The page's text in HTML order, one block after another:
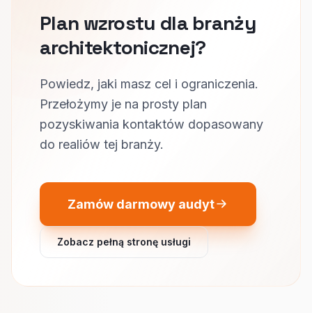
Plan wzrostu dla branży
architektonicznej?
Powiedz, jaki masz cel i ograniczenia.
Przełożymy je na prosty plan
pozyskiwania kontaktów dopasowany
do realiów tej branży.
Zamów darmowy audyt
Zobacz pełną stronę usługi